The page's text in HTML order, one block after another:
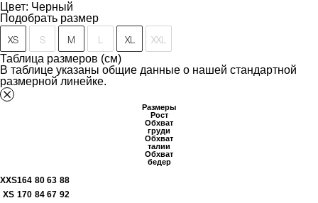
Цвет: Черный
Подобрать размер
XS S M XL XXL
Таблица размеров (см)
В таблице указаны общие данные о нашей стандартной
размерной линейке.
Размеры
Рост
Обхват
груди
Обхват
талии
Обхват
бедер
XXS164 80 63 88
XS 170 84 67 92